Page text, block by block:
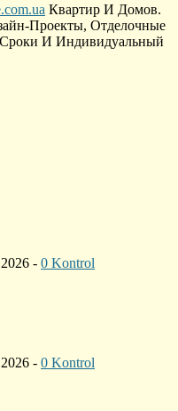
Квартир И Домов.
Проекты, Отделочные
И Индивидуальный
- 0 Kontrol
- 0 Kontrol